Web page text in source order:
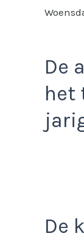
De
het
De